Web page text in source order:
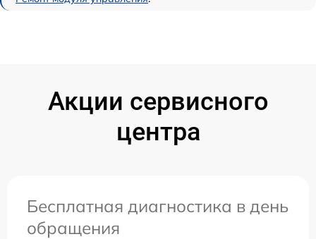
Акции сервисного
центра
Бесплатная диагностика в день
обращения